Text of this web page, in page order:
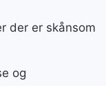
der er skånsom
og